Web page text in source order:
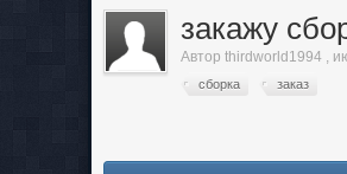
закажу
Авторthirdworld1994 ,
сборка заказ